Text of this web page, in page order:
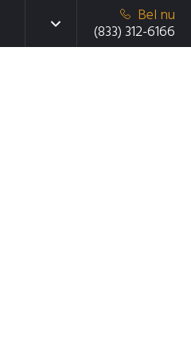
Bel nu
(833) 312-6166